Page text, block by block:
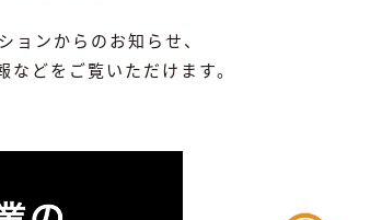
ョンからのお知らせ、
などをご覧いただけます。